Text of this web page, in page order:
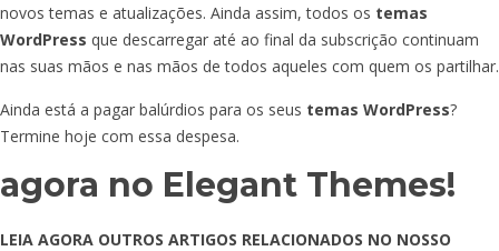
novos temas e atualizações. Ainda assim, todos os temas
WordPress que descarregar até ao final da subscrição continuam
nas suas mãos e nas mãos de todos aqueles com quem os partilhar.
Ainda está a pagar balúrdios para os seus temas WordPress?
Termine hoje com essa despesa.
agora no Elegant Themes!
LEIA AGORA OUTROS ARTIGOS RELACIONADOS NO NOSSO